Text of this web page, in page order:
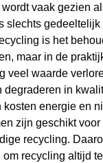
vaak gezien
slechts gedeeltelijk
is het
maar in de
veel waarde
degraderen in
kosten energie en
zijn geschikt voor
recycling.
om recycling altijd